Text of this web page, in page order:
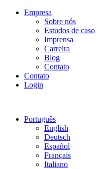
Empresa
Sobre nós
Estudos de caso
Imprensa
Carreira
Blog
Contato
Contato
Login
Português
English
Deutsch
Español
Français
Italiano